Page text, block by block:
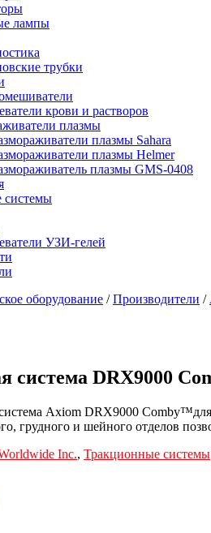
лампы
трубки
крови и растворов
плазмы
плазмы Sahara
плазмы Helmer
плазмы GMS-0408
системы
УЗИ-гелей
оборудование /Производители /
система DRX9000
Axiom DRX9000
грудного и шейного отделов
Inc., Тракционные системы